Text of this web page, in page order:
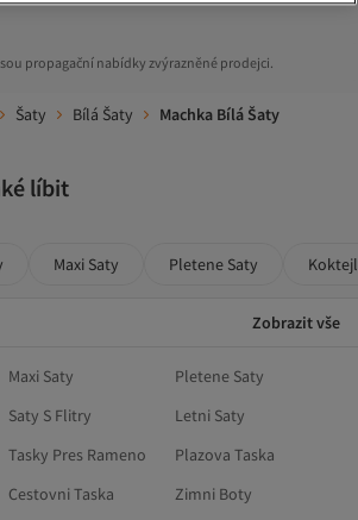
propagační nabídky zvýrazněné prodejci.
Šaty Bílá Šaty Machka Bílá Šaty
líbit
Maxi Saty Pletene Saty
Zobrazit vše
Maxi Saty
Pletene Saty
Saty S Flitry
Letni Saty
Tasky Pres Rameno
Plazova Taska
Cestovni Taska
Zimni Boty